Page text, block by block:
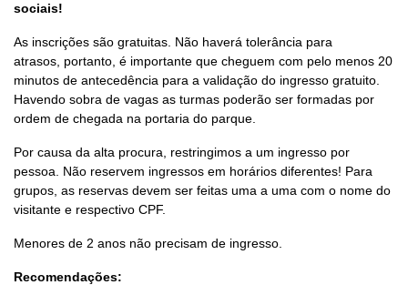
sociais!
As inscrições são gratuitas. Não haverá tolerância para
atrasos, portanto, é importante que cheguem com pelo menos 20
minutos de antecedência para a validação do ingresso gratuito.
Havendo sobra de vagas as turmas poderão ser formadas por
ordem de chegada na portaria do parque.
Por causa da alta procura, restringimos a um ingresso por
pessoa. Não reservem ingressos em horários diferentes! Para
grupos, as reservas devem ser feitas uma a uma com o nome do
visitante e respectivo CPF.
Menores de 2 anos não precisam de ingresso.
Recomendações: